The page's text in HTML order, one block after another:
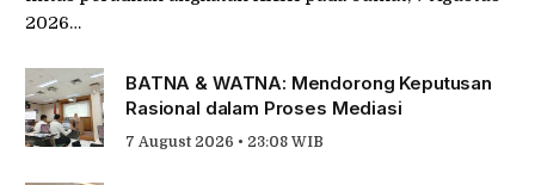
2026…
BATNA & WATNA: Mendorong Keputusan
Rasional dalam Proses Mediasi
7 August 2026 • 23:08 WIB